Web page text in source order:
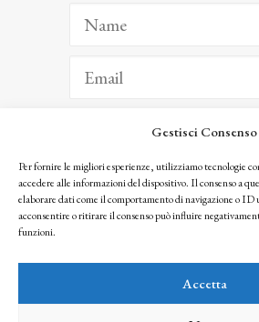
Gestisci Consenso
Per fornire le migliori esperienze, utilizziamo tecnologie
accedere alle informazioni del dispositivo. Il consenso a
elaborare dati come il comportamento di navigazione o ID
acconsentire o ritirare il consenso può influire
funzioni.
Accetta
ISCRIVITI
Facendo clic per iscriverti, riconosci che le tue
seguendo la nostra Privacy Policy
© 2025 Istituto Matteucci. All right reserved
l’autorizzazione scritta dei proprietari dei diritti e